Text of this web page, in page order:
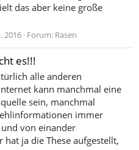
das aber keine große
2016 Forum: Rasen
es!!!
alle anderen
kann manchmal eine
sein, manchmal
immer
von einander
hat ja die These aufgestellt,